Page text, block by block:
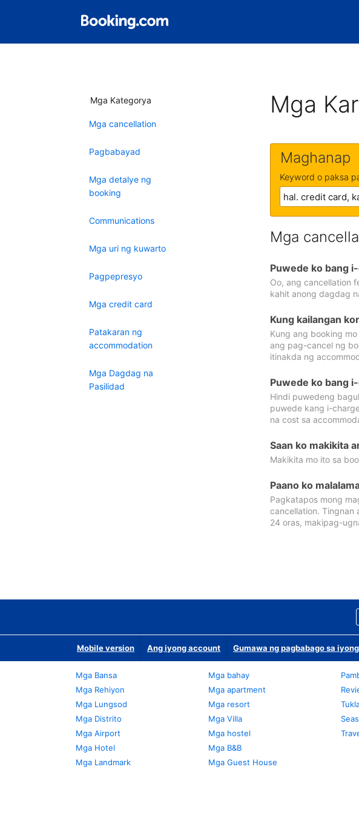
Mga Kategorya
Mga cancellation
Pagbabayad
Mga detalye ng
booking
Communications
Mga uri ng kuwarto
Pagpepresyo
Mga credit card
Patakaran ng
accommodation
Mga Dagdag na
Pasilidad
Mga
Maghanap
Keyword o paksa
Mga
Puwede ko bang
Oo, ang cancellation
kahit anong dagdag
Kung kailangan
Kung ang booking
ang pag-cancel ng
itinakda ng
Puwede ko bang
Hindi puwedeng
puwede kang i-
na cost sa
Saan ko makikita
Makikita mo ito sa
Paano ko
Pagkatapos mong
cancellation. Tingnan
24 oras, makipag-
Mobile version Ang iyong account Gumawa ng pagbabago sa
Mga Bansa
Mga Rehiyon
Mga Lungsod
Mga Distrito
Mga Airport
Mga Hotel
Mga Landmark
Mga bahay
Mga apartment
Mga resort
Mga Villa
Mga hostel
Mga B&B
Mga Guest House